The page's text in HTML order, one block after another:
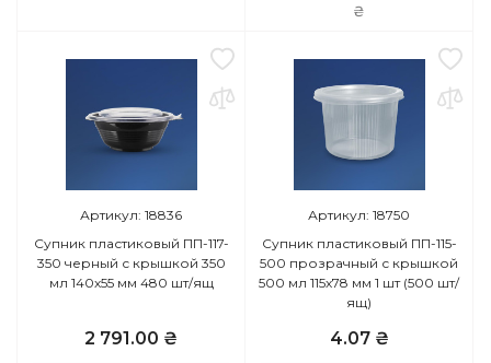
₴
Артикул: 18836
Супник пластиковый ПП-117-
350 черный с крышкой 350
мл 140х55 мм 480 шт/ящ
2 791.00 ₴
Артикул: 18750
Супник пластиковый ПП-115-
500 прозрачный с крышкой
500 мл 115х78 мм 1 шт (500 шт/
ящ)
4.07 ₴